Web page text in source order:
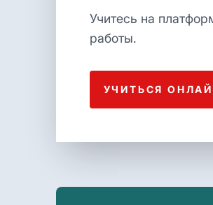
Учитесь на
работы.
УЧИТЬСЯ